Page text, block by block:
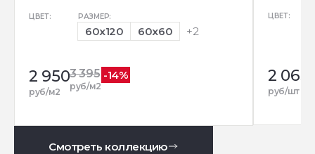
ЦВЕТ: РАЗМЕР:
60x120 60x60 +2
2 950
руб/м2
3 395
руб/м2
-14%
ЦВЕТ:
2 065
руб/шт
Смотреть коллекцию